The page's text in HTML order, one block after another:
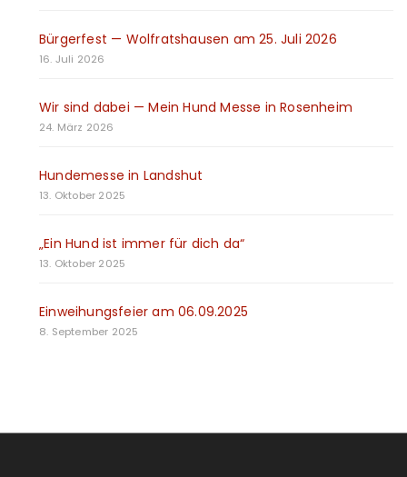
Bürgerfest — Wolfratshausen am 25. Juli 2026
16. Juli 2026
Wir sind dabei — Mein Hund Messe in Rosenheim
24. März 2026
Hundemesse in Landshut
13. Oktober 2025
„Ein Hund ist immer für dich da“
13. Oktober 2025
Einweihungsfeier am 06.09.2025
8. September 2025